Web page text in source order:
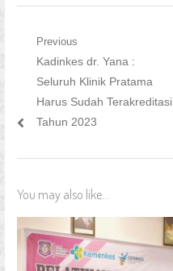
Navigasi
pos
Previous
Previous
post:
Kadinkes dr. Yana :
Seluruh Klinik Pratama
Harus Sudah Terakreditasi
Tahun 2023
You may also like...